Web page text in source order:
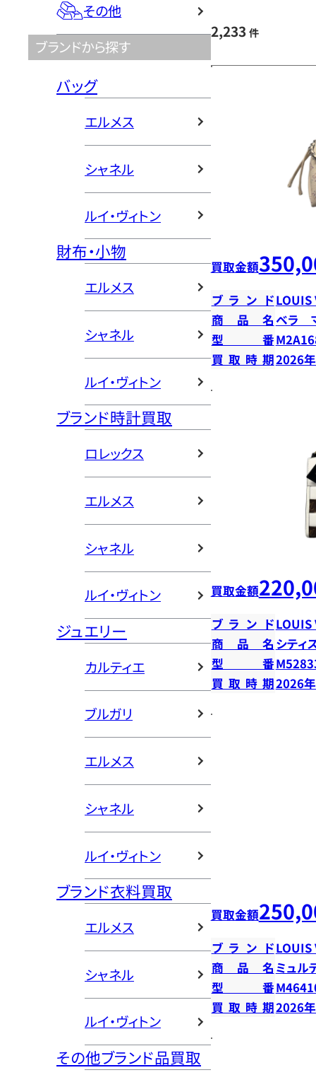
その他
ブランドから探す
バッグ
エルメス
シャネル
ルイ・ヴィトン
財布・小物
エルメス
シャネル
ルイ・ヴィトン
ブランド時計買取
ロレックス
エルメス
シャネル
ルイ・ヴィトン
ジュエリー
カルティエ
ブルガリ
エルメス
シャネル
ルイ・ヴィトン
ブランド衣料買取
エルメス
シャネル
ルイ・ヴィトン
その他ブランド品買取
2,233 件
買取金額
ブランドLOUIS
商品名ベラ
型番
買取時期2026
買取金額
ブランドLOUIS
商品名 シティ
型番
買取時期2026
買取金額
ブランドLOUIS
商品名 ミュル
型番
買取時期2026